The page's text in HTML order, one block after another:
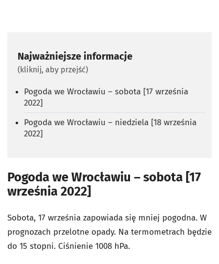
Najważniejsze informacje
(kliknij, aby przejść)
Pogoda we Wrocławiu – sobota [17 września
2022]
Pogoda we Wrocławiu – niedziela [18 września
2022]
Pogoda we Wrocławiu – sobota [17
września 2022]
Sobota, 17 września zapowiada się mniej pogodna. W
prognozach przelotne opady. Na termometrach będzie
do 15 stopni. Ciśnienie 1008 hPa.